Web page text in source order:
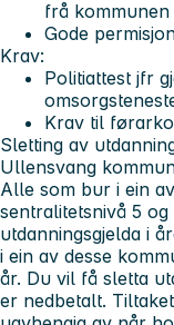
frå kommunen
Gode
Krav:
Politiattest jfr
Krav til
Sletting av
Ullensvang
Alle som bur i ein
sentralitetsnivå 5
utdanningsgjelda i
i ein av desse
år. Du vil få sletta
er nedbetalt.